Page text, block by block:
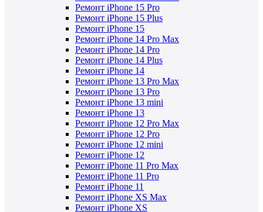
Ремонт iPhone 15 Pro
Ремонт iPhone 15 Plus
Ремонт iPhone 15
Ремонт iPhone 14 Pro Max
Ремонт iPhone 14 Pro
Ремонт iPhone 14 Plus
Ремонт iPhone 14
Ремонт iPhone 13 Pro Max
Ремонт iPhone 13 Pro
Ремонт iPhone 13 mini
Ремонт iPhone 13
Ремонт iPhone 12 Pro Max
Ремонт iPhone 12 Pro
Ремонт iPhone 12 mini
Ремонт iPhone 12
Ремонт iPhone 11 Pro Max
Ремонт iPhone 11 Pro
Ремонт iPhone 11
Ремонт iPhone XS Max
Ремонт iPhone XS